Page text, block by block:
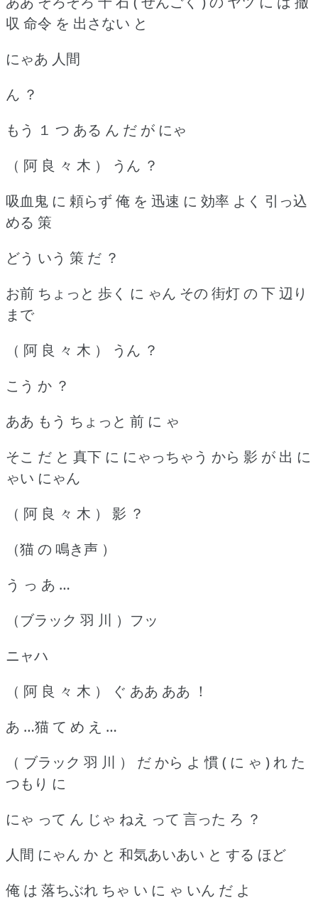
収 命令 を 出さない と
にゃあ 人間
ん ？
もう １ つ ある ん だ が にゃ
（ 阿 良 々 木 ） うん ？
吸血鬼 に 頼らず 俺 を 迅速 に 効率 よく 引っ込
める 策
どう いう 策 だ ？
お前 ちょっと 歩く に ゃん その 街灯 の 下 辺り
まで
（ 阿 良 々 木 ） うん ？
こう か ？
ああ もう ちょっと 前 に ゃ
そこ だ と 真下 に にゃっちゃう から 影 が 出 に
ゃい にゃん
（ 阿 良 々 木 ） 影 ？
（猫 の 鳴き声 ）
う っ あ …
（ブラック 羽 川 ）フッ
ニャハ
（ 阿 良 々 木 ） ぐ ああ ああ ！
あ …猫 て め え …
（ ブラック 羽 川 ） だ から よ 慣 ( に ゃ ) れ た
つもり に
にゃ って ん じゃ ねえ って 言った ろ ？
人間 にゃん か と 和気あいあい と する ほど
俺 は 落ちぶれ ちゃ い に ゃ いん だ よ